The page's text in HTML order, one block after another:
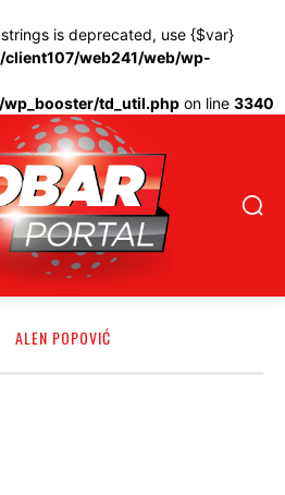
is deprecated, use {$var}
web241/web/wp-
td_util.php on line 3340
ALEN POPOVIĆ